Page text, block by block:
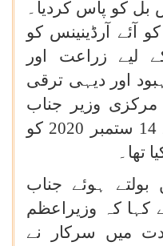
بل کو پاس کردیا۔
یہ بل 5 جون 2020 کو آئے آرڈینینس کو
لیے زراعت اور
اور دیہی ترقی
مرکزی وزیر جناب
نریندرسنگھ تومر نے 14 ستمبر 2020 کو
تھا۔
ہوئے جناب
کہا کہ وزیراعظم
میں سرکار نے